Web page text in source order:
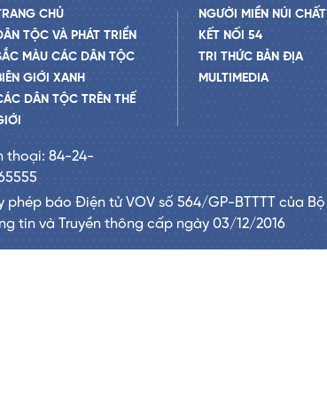
CHỦ
TỘC VÀ PHÁT TRIỂN
MÀU CÁC DÂN TỘC
GIỚI XANH
DÂN TỘC TRÊN THẾ
NGƯỜI MIỀN NÚI CHẤT
KẾT NỐI 54
TRI THỨC BẢN ĐỊA
MULTIMEDIA
thoại: 84-24-
phép báo Điện tử VOV số 564/GP-BTTTT của Bộ
tin và Truyền thông cấp ngày 03/12/2016